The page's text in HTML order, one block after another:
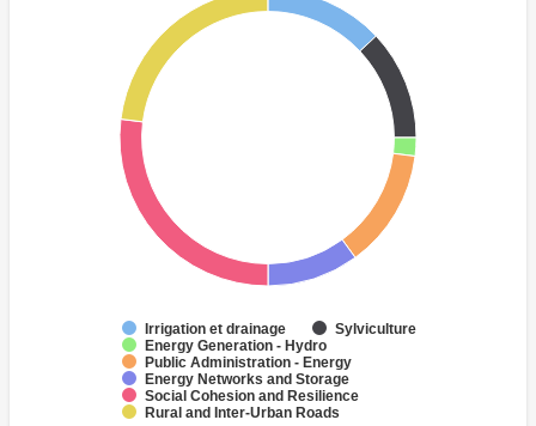
Irrigation et drainage
Sylviculture
Energy Generation - Hydro
Public Administration - Energy
Energy Networks and Storage
Social Cohesion and Resilience
Rural and Inter-Urban Roads